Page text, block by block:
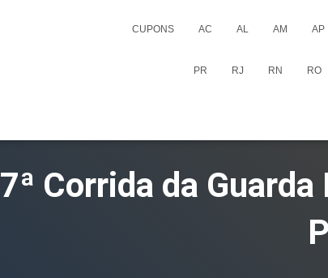
CUPONS AC AL AM AP
PR RJ RN RO
7ª Corrida da